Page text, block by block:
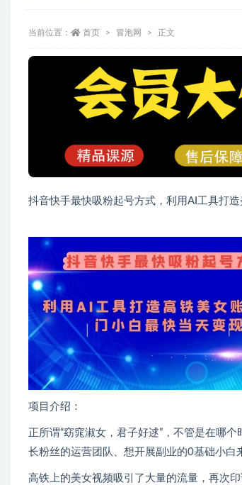
当前位置： 首页 冒泡网 正文
抖音快手最快吸粉起号方式，利用AI工具打
项目介绍：
正所谓“窈窕淑女，君子好逑”，不管是在哪
长粉丝的运营团队、想开展副业的0基础小白
高铁上的美女视频吸引了大量的流量，再次